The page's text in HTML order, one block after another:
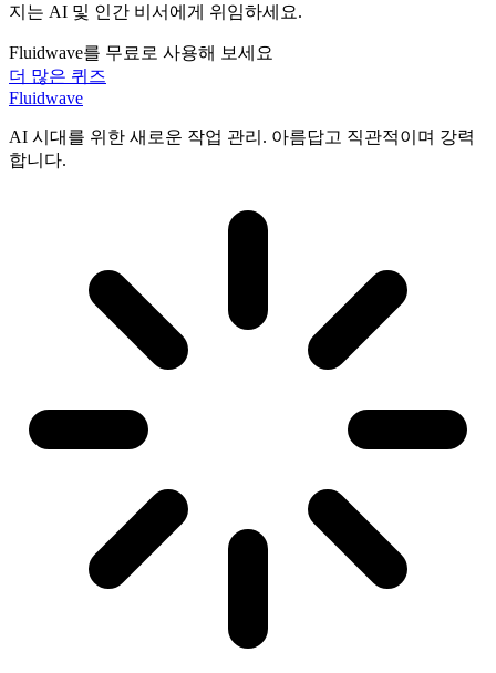
지는 AI 및 인간 비서에게 위임하세요.
Fluidwave를 무료로 사용해 보세요
더 많은 퀴즈
Fluidwave
AI 시대를 위한 새로운 작업 관리. 아름답고 직관적이며 강력
합니다.